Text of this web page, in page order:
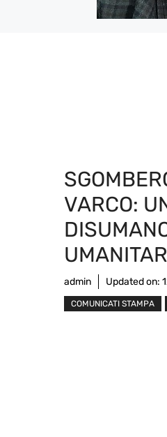
VARCO:
admin Updated on:
COMUNICATI STAMPA